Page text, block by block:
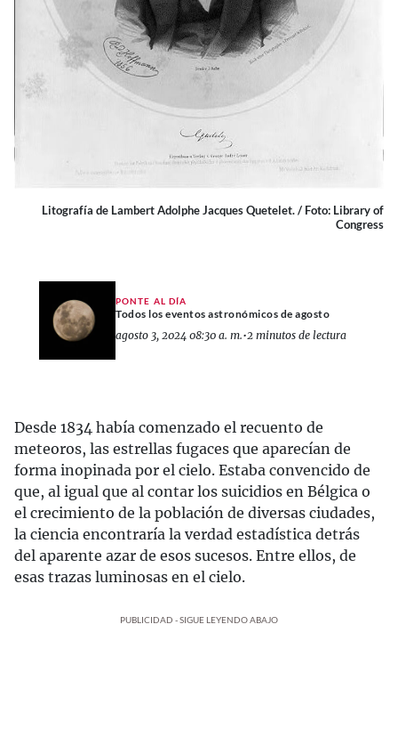
Litografía de Lambert Adolphe Jacques Quetelet. / Foto: Library of
Congress
PONTE AL DÍA
Todos los eventos astronómicos de agosto
agosto 3, 2024 08:30 a. m.•2 minutos de lectura
Desde 1834 había comenzado el recuento de
meteoros, las estrellas fugaces que aparecían de
forma inopinada por el cielo. Estaba convencido de
que, al igual que al contar los suicidios en Bélgica o
el crecimiento de la población de diversas ciudades,
la ciencia encontraría la verdad estadística detrás
del aparente azar de esos sucesos. Entre ellos, de
esas trazas luminosas en el cielo.
PUBLICIDAD - SIGUE LEYENDO ABAJO